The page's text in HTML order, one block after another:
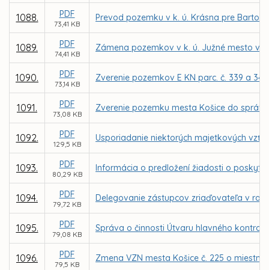
1088. PDF
73,41 KB
Prevod pozemku v k. ú. Krásna pre
1089. PDF
74,41 KB
Zámena pozemkov v k. ú. Južné mesto vo
1090. PDF
73,14 KB
Zverenie pozemkov E KN parc. č. 339 a
1091. PDF
73,08 KB
Zverenie pozemku mesta Košice do
1092. PDF
129,5 KB
Usporiadanie niektorých majetkových
1093. PDF
80,29 KB
Informácia o predložení žiadosti o
1094. PDF
79,72 KB
Delegovanie zástupcov zriaďovateľa v
1095. PDF
79,08 KB
Správa o činnosti Útvaru hlavného
1096. PDF
79,5 KB
Zmena VZN mesta Košice č. 225 o